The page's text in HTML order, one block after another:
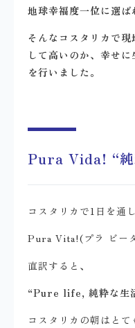
地球幸福度一位に選ば
そんなコスタリカで
して高いのか、幸せ
を行いました。
Pura Vida! “純
コスタリカで1日を通
Pura Vita!(プラ ビー
直訳すると、
“Pure life, 純粋な生
コスタリカの朝はと